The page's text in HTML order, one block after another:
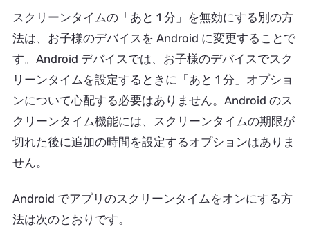
スクリーンタイムの「あと 1 分」を無効にする別の方
法は、お子様のデバイスを Android に変更することで
す。Android デバイスでは、お子様のデバイスでスク
リーンタイムを設定するときに「あと 1 分」オプショ
ンについて心配する必要はありません。Android のス
クリーンタイム機能には、スクリーンタイムの期限が
切れた後に追加の時間を設定するオプションはありま
せん。
Android でアプリのスクリーンタイムをオンにする方
法は次のとおりです。